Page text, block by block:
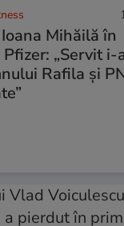
Mihăilă în
„Servit i-
Rafila și